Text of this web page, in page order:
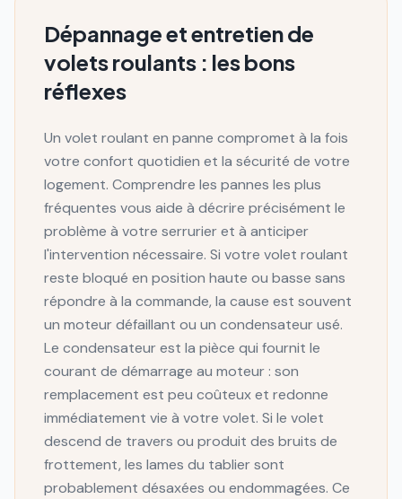
Dépannage et entretien de
volets roulants : les bons
réflexes
Un volet roulant en panne compromet à la fois
votre confort quotidien et la sécurité de votre
logement. Comprendre les pannes les plus
fréquentes vous aide à décrire précisément le
problème à votre serrurier et à anticiper
l'intervention nécessaire. Si votre volet roulant
reste bloqué en position haute ou basse sans
répondre à la commande, la cause est souvent
un moteur défaillant ou un condensateur usé.
Le condensateur est la pièce qui fournit le
courant de démarrage au moteur : son
remplacement est peu coûteux et redonne
immédiatement vie à votre volet. Si le volet
descend de travers ou produit des bruits de
frottement, les lames du tablier sont
probablement désaxées ou endommagées. Ce